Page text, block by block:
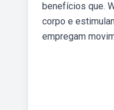
benefícios que.
corpo e
empregam